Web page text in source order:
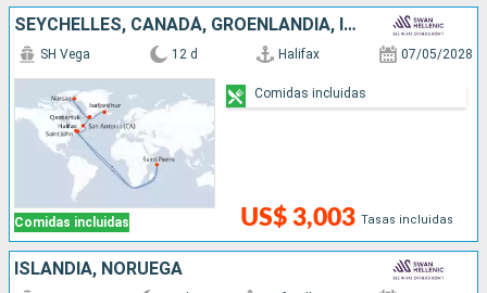
SEYCHELLES, CANADÁ, GROENLANDIA, ISLANDIA
Comidas incluidas
SH Vega 12 d Halifax 07/05/2028
US$ 3,003 Tasas incluidas
Comidas incluidas
ISLANDIA, NORUEGA